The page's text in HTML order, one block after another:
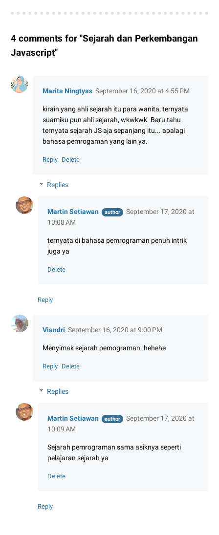
4 comments for "Sejarah dan Perkembangan
Javascript"
Marita Ningtyas September 16, 2020 at 4:55 PM
kirain yang ahli sejarah itu para wanita, ternyata
suamiku pun ahli sejarah, wkwkwk. Baru tahu
ternyata sejarah JS aja sepanjang itu... apalagi
bahasa pemrogaman yang lain ya.
Reply Delete
Replies
Martin Setiawan
September 17, 2020 at
10:08 AM
ternyata di bahasa pemrograman penuh intrik
juga ya
Delete
Reply
Viandri September 16, 2020 at 9:00 PM
Menyimak sejarah pemograman. hehehe
Reply Delete
Replies
Martin Setiawan
September 17, 2020 at
10:09 AM
Sejarah pemrograman sama asiknya seperti
pelajaran sejarah ya
Delete
Reply